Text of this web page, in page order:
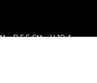
× D 5.5 CM × H 10.4